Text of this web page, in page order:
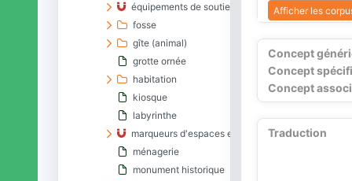
équipements de soutien
fosse
gîte (animal)
grotte ornée
habitation
kiosque
labyrinthe
marqueurs d'espaces et de limites
ménagerie
monument historique
Afficher les
Concept
Concept
Concept
Traduction